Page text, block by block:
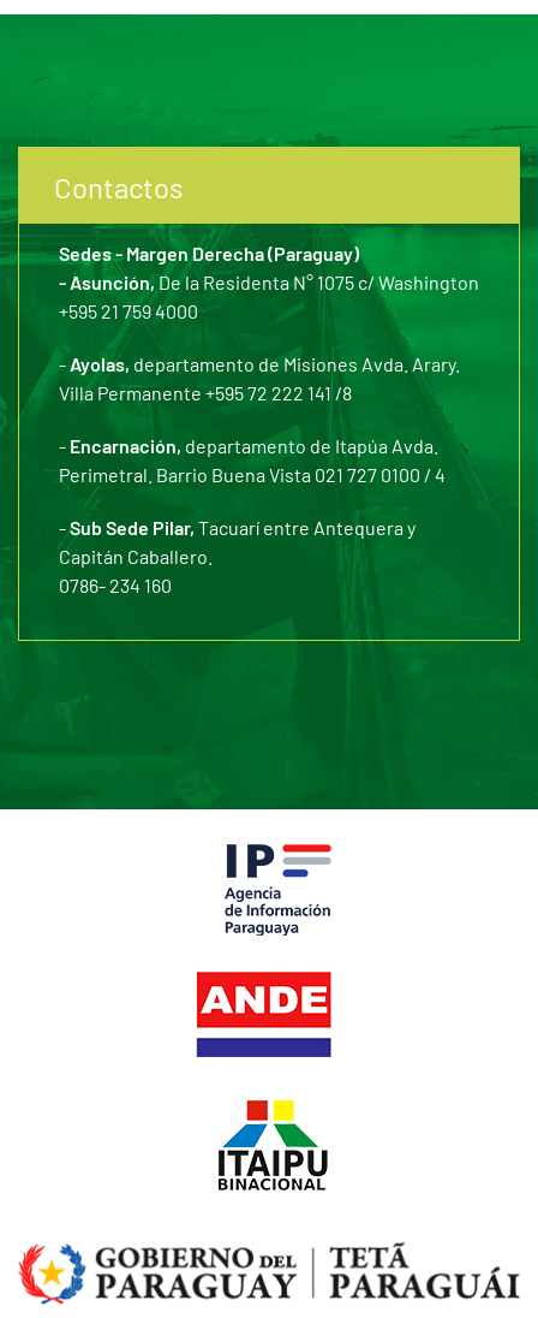
Contactos
Sedes - Margen Derecha (Paraguay)
- Asunción,De la Residenta N° 1075 c/ Washington
+595 21 759 4000
-Ayolas, departamento de Misiones Avda. Arary.
Villa Permanente +595 72 222 141 /8
- Encarnación, departamento de Itapúa Avda.
Perimetral. Barrio Buena Vista 021 727 0100 / 4
-Sub Sede Pilar, Tacuarí entre Antequera y
Capitán Caballero.
0786- 234 160